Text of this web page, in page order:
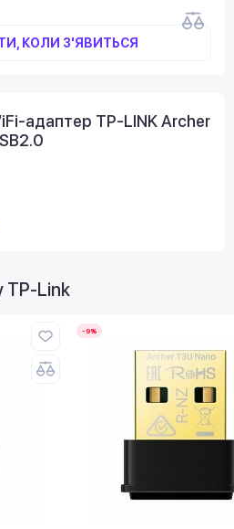
КОЛИ З'ЯВИТЬСЯ
адаптер TP-LINK Archer
TP-Link
-9%